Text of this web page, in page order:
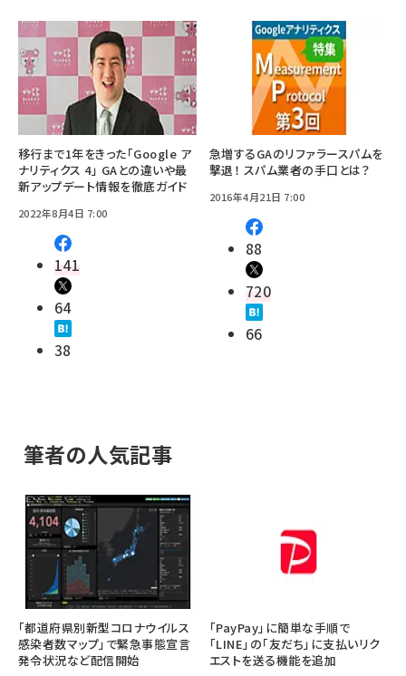
移行まで1年をきった「Google ア
ナリティクス 4」 GAとの違いや最
新アップデート情報を徹底ガイド
2022年8月4日 7:00
141
64
38
急増するGAのリファラースパムを
撃退！ スパム業者の手口とは？
2016年4月21日 7:00
88
720
66
筆者の人気記事
「都道府県別新型コロナウイルス
感染者数マップ」で緊急事態宣言
発令状況など配信開始
「PayPay」に簡単な手順で
「LINE」の「友だち」に支払いリク
エストを送る機能を追加